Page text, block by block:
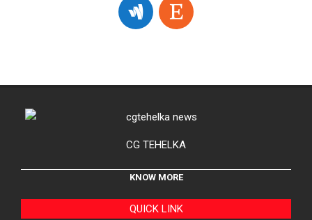
CG TEHELKA
KNOW MORE
QUICK LINK